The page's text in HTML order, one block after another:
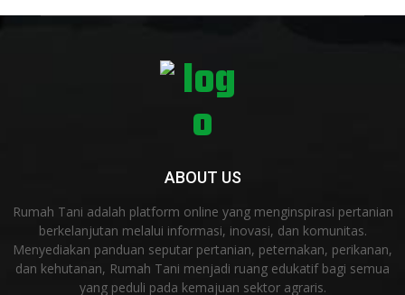
ABOUT US
Rumah Tani adalah platform online yang menginspirasi pertanian
berkelanjutan melalui informasi, inovasi, dan komunitas.
Menyediakan panduan seputar pertanian, peternakan, perikanan,
dan kehutanan, Rumah Tani menjadi ruang edukatif bagi semua
yang peduli pada kemajuan sektor agraris.